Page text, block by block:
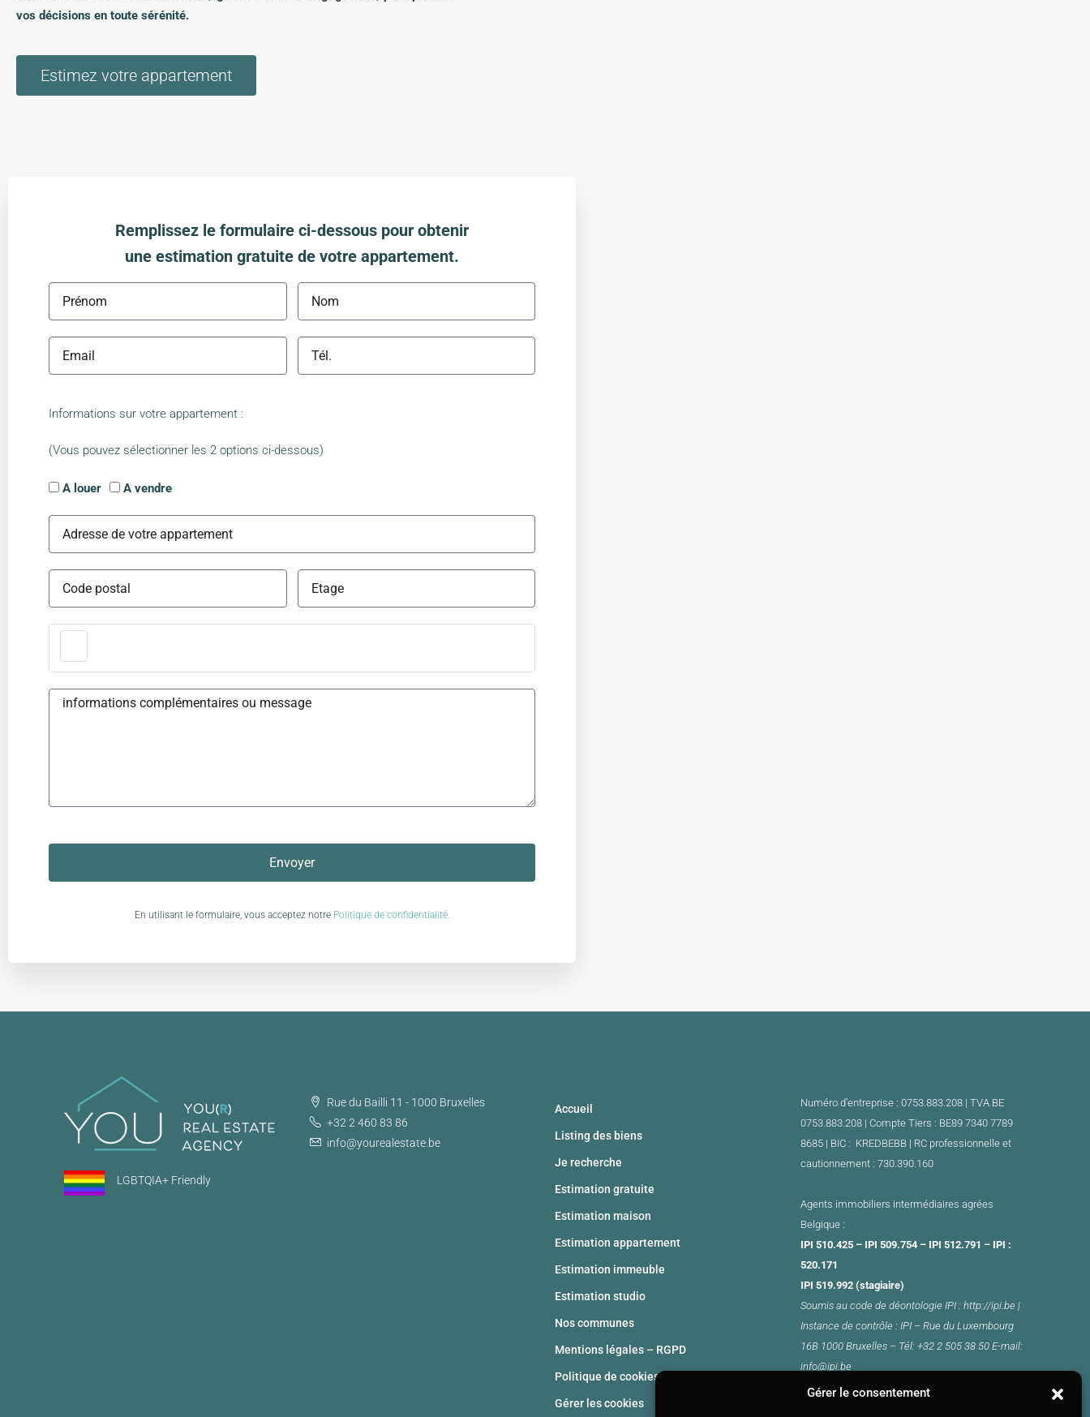
Gérer le consentement
vos décisions en toute sérénité.
Estimez votre appartement
Remplissez le formulaire ci-dessous pour obtenir
une estimation gratuite de votre appartement.
Informations sur votre appartement :
(Vous pouvez sélectionner les 2 options ci-dessous)
A louer A vendre
Envoyer
En utilisant le formulaire, vous acceptez notre Politique de confidentialité.
LGBTQIA+ Friendly
Rue du Bailli 11 - 1000 Bruxelles
+32 2 460 83 86
info@yourealestate.be
Accueil
Listing des biens
Je recherche
Estimation gratuite
Estimation maison
Estimation appartement
Estimation immeuble
Estimation studio
Nos communes
Mentions légales – RGPD
Politique de cookies (UE)
Gérer les cookies
Numéro d’entreprise : 0753.883.208 | TVA BE
0753.883.208 | Compte Tiers : BE89 7340 7789
8685 | BIC : KREDBEBB | RC professionnelle et
cautionnement : 730.390.160
Agents immobiliers intermédiaires agrées
Belgique :
IPI 510.425 – IPI 509.754 – IPI 512.791 – IPI :
520.171
IPI 519.992 (stagiaire)
Soumis au code de déontologie IPI : http://ipi.be |
Instance de contrôle : IPI – Rue du Luxembourg
16B 1000 Bruxelles – Tél: +32 2 505 38 50 E-mail:
info@ipi.be